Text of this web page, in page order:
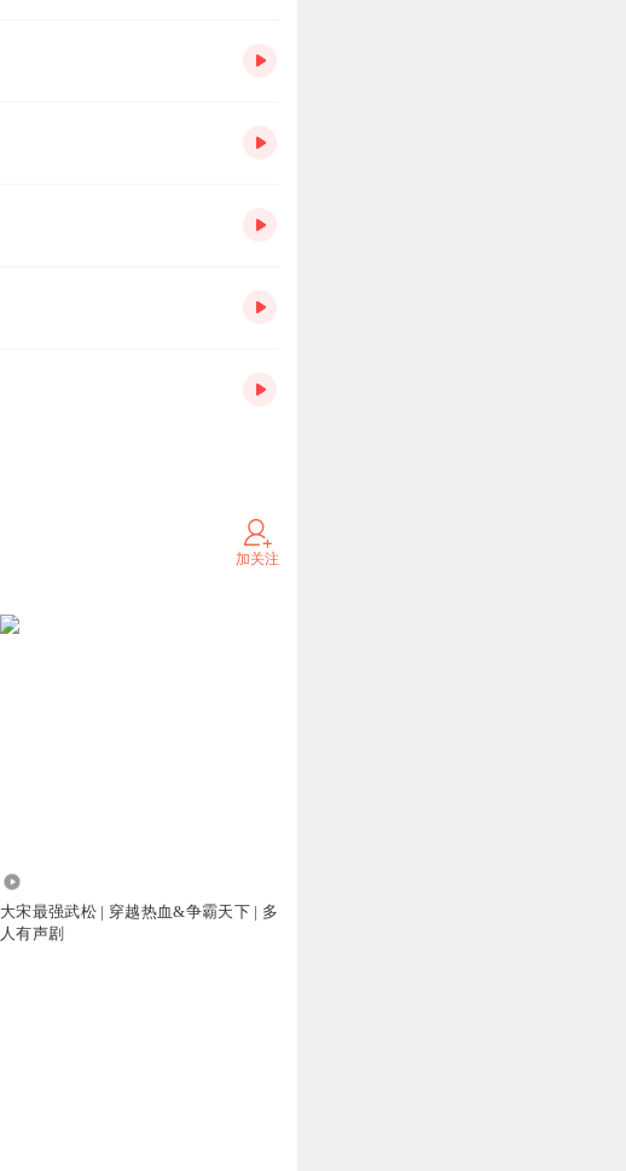
加关注
大宋最强武松 | 穿越热血&争霸天下 | 多
人有声剧